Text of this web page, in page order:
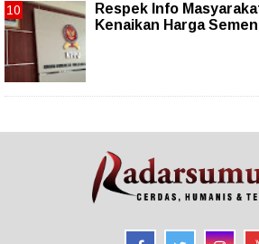
Respek Info
Kenaikan Harga Semen